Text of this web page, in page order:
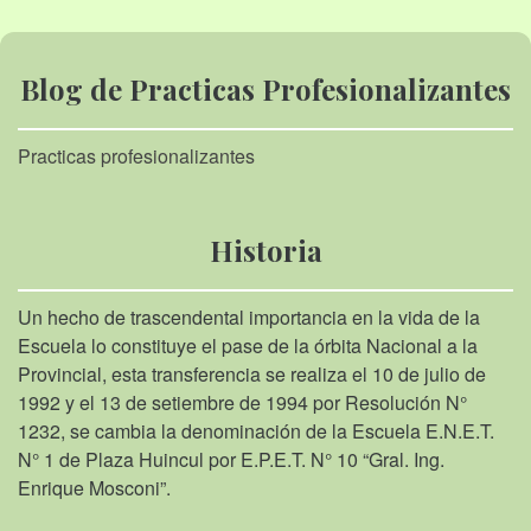
Blog de Practicas Profesionalizantes
Practicas profesionalizantes
Historia
Un hecho de trascendental importancia en la vida de la
Escuela lo constituye el pase de la órbita Nacional a la
Provincial, esta transferencia se realiza el 10 de julio de
1992 y el 13 de setiembre de 1994 por Resolución N°
1232, se cambia la denominación de la Escuela E.N.E.T.
N° 1 de Plaza Huincul por E.P.E.T. N° 10 “Gral. Ing.
Enrique Mosconi”.